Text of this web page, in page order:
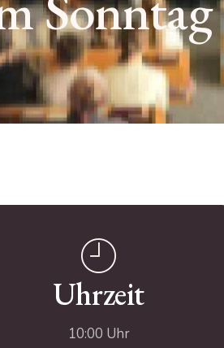
Uhrzeit
10:00 Uhr